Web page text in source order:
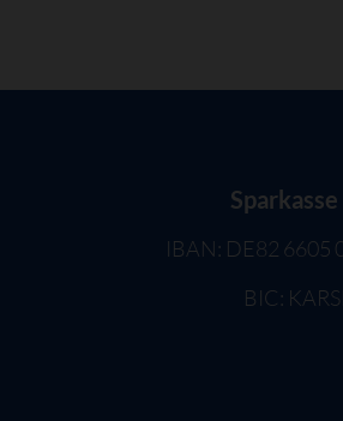
IBAN: DE82 6605
BIC: